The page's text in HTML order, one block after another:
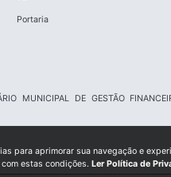
Portaria
MUNICIPAL DE GESTÃO
para aprimorar sua navegação e
estas condições. Ler Política de